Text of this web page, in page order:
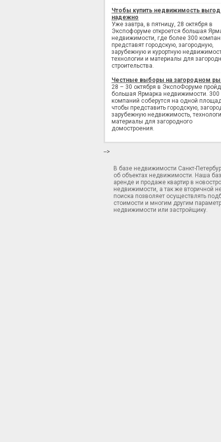
Чтобы купить недвижимость
надежно
Уже завтра, в пятницу, 28 октября в
Экспофоруме откроется большая
недвижимости, где более 300
представят городскую, загородную,
зарубежную и курортную
технологии и материалы для
строительства.
Честные выборы на загородном
28 – 30 октября в ЭкспоФоруме
большая Ярмарка недвижимости. 300
компаний соберутся на одной
чтобы представить городскую,
зарубежную недвижимость,
материалы для загородного
домостроения.
-->
В базе недвижимости Санкт-
об объектах недвижимости. Наша
аренде и продаже квартир в
недвижимости, а так же вторичной
поиска позволяет осуществлять
стоимости и многим другим
недвижимости или застройщику.